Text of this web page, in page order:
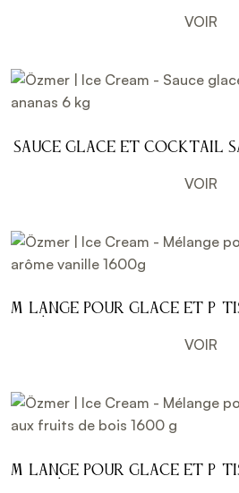
VOIR
Sauce glace et cocktail
VOIR
Mélange pour glace et
VOIR
Mélange pour glace et